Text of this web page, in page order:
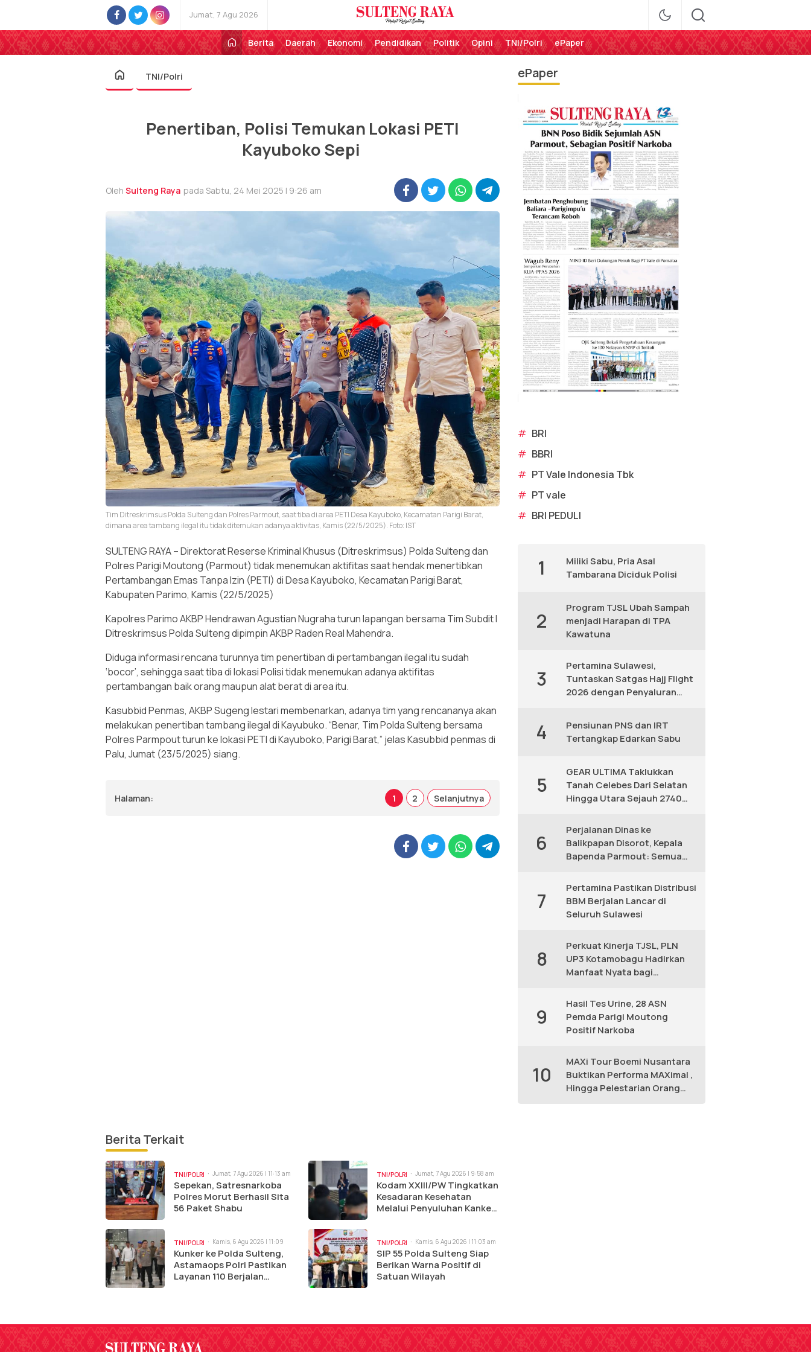
Jumat, 7 Agu 2026
Sulteng Raya
Perekat Rakyat Sulteng
Berita
Daerah Ekonomi Pendidikan Politik Opini TNI/Polri ePaper
TNI/Polri
Penertiban, Polisi Temukan Lokasi PETI
Kayuboko Sepi
Oleh Sulteng Raya pada Sabtu, 24 Mei 2025 | 9:26 am
Tim Ditreskrimsus Polda Sulteng dan Polres Parmout, saat tiba di area PETI Desa Kayuboko, Kecamatan Parigi Barat,
dimana area tambang ilegal itu tidak ditemukan adanya aktivitas, Kamis (22/5/2025). Foto: IST
SULTENG RAYA – Direktorat Reserse Kriminal Khusus (Ditreskrimsus) Polda Sulteng dan
Polres Parigi Moutong (Parmout) tidak menemukan aktifitas saat hendak menertibkan
Pertambangan Emas Tanpa Izin (PETI) di Desa Kayuboko, Kecamatan Parigi Barat,
Kabupaten Parimo, Kamis (22/5/2025)
Kapolres Parimo AKBP Hendrawan Agustian Nugraha turun lapangan bersama Tim Subdit I
Ditreskrimsus Polda Sulteng dipimpin AKBP Raden Real Mahendra.
Diduga informasi rencana turunnya tim penertiban di pertambangan ilegal itu sudah
‘bocor’, sehingga saat tiba di lokasi Polisi tidak menemukan adanya aktifitas
pertambangan baik orang maupun alat berat di area itu.
Kasubbid Penmas, AKBP Sugeng lestari membenarkan, adanya tim yang rencananya akan
melakukan penertiban tambang ilegal di Kayubuko. “Benar, Tim Polda Sulteng bersama
Polres Parmpout turun ke lokasi PETI di Kayuboko, Parigi Barat,” jelas Kasubbid penmas di
Palu, Jumat (23/5/2025) siang.
Halaman: 1 2 Selanjutnya
Berita Terkait
TNI/POLRI Jumat, 7 Agu 2026 | 11:13 am
Sepekan, Satresnarkoba
Polres Morut Berhasil Sita
56 Paket Shabu
TNI/POLRI Jumat, 7 Agu 2026 | 9:58 am
Kodam XXIII/PW Tingkatkan
Kesadaran Kesehatan
Melalui Penyuluhan Kanker
TNI/POLRI
Kamis, 6 Agu 2026 | 11:09
am
Kunker ke Polda Sulteng,
Astamaops Polri Pastikan
Layanan 110 Berjalan
TNI/POLRI Kamis, 6 Agu 2026 | 11:03 am
SIP 55 Polda Sulteng Siap
Berikan Warna Positif di
Satuan Wilayah
ePaper
# BRI
# BBRI
# PT Vale Indonesia Tbk
# PT vale
# BRI PEDULI
1
Miliki Sabu, Pria Asal
Tambarana Diciduk Polisi
2
Program TJSL Ubah Sampah
menjadi Harapan di TPA
Kawatuna
3
Pertamina Sulawesi,
Tuntaskan Satgas Hajj Flight
2026 dengan Penyaluran
4
Pensiunan PNS dan IRT
Tertangkap Edarkan Sabu
5
GEAR ULTIMA Taklukkan
Tanah Celebes Dari Selatan
Hingga Utara Sejauh 2740
6
Perjalanan Dinas ke
Balikpapan Disorot, Kepala
Bapenda Parmout: Semua
7
Pertamina Pastikan Distribusi
BBM Berjalan Lancar di
Seluruh Sulawesi
8
Perkuat Kinerja TJSL, PLN
UP3 Kotamobagu Hadirkan
Manfaat Nyata bagi
9
Hasil Tes Urine, 28 ASN
Pemda Parigi Moutong
Positif Narkoba
10
MAXi Tour Boemi Nusantara
Buktikan Performa MAXimal ,
Hingga Pelestarian Orang